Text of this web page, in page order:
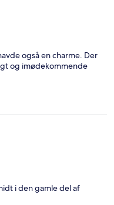
også en charme. Der
og imødekommende
i den gamle del af